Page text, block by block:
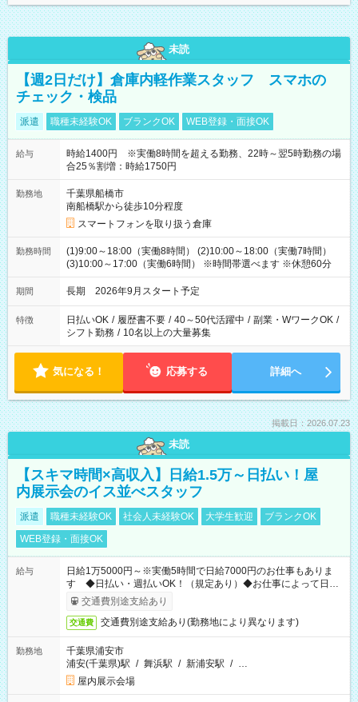
未読
【週2日だけ】倉庫内軽作業スタッフ スマホの
チェック・検品
派遣 職種未経験OK ブランクOK WEB登録・面接OK
給与
時給1400円 ※実働8時間を超える勤務、22時～翌5時勤務の場
合25％割増：時給1750円
勤務地
千葉県船橋市
南船橋駅から徒歩10分程度
スマートフォンを取り扱う倉庫
勤務時間
(1)9:00～18:00（実働8時間） (2)10:00～18:00（実働7時間）
(3)10:00～17:00（実働6時間） ※時間帯選べます ※休憩60分
期間 長期 2026年9月スタート予定
特徴 日払いOK / 履歴書不要 / 40～50代活躍中 / 副業・WワークOK /
シフト勤務 / 10名以上の大量募集
気になる！ 応募する 詳細へ
掲載日：2026.07.23
未読
【スキマ時間×高収入】日給1.5万～日払い！屋
内展示会のイス並べスタッフ
派遣 職種未経験OK 社会人未経験OK 大学生歓迎
ブランクOK
WEB登録・面接OK
給与
日給1万5000円～※実働5時間で日給7000円のお仕事もありま
す ◆日払い・週払いOK！（規定あり）◆お仕事によって日給
も異なります
交通費別途支給あり
交通費 交通費別途支給あり(勤務地により異なります)
勤務地
千葉県浦安市
浦安(千葉県)駅 / 舞浜駅 / 新浦安駅 / …
屋内展示会場